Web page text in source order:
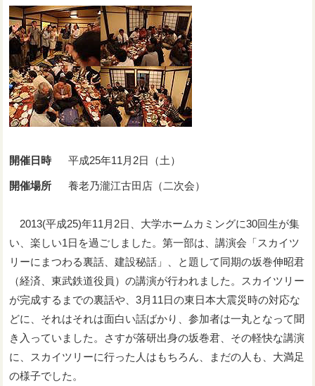
開催日時 平成25年11月2日（土）
開催場所 養老乃瀧江古田店（二次会）
2013(平成25)年11月2日、大学ホームカミングに30回生が集
い、楽しい1日を過ごしました。第一部は、講演会「スカイツ
リーにまつわる裏話、建設秘話」、と題して同期の坂巻伸昭君
（経済、東武鉄道役員）の講演が行われました。スカイツリー
が完成するまでの裏話や、3月11日の東日本大震災時の対応な
どに、それはそれは面白い話ばかり、参加者は一丸となって聞
き入っていました。さすが落研出身の坂巻君、その軽快な講演
に、スカイツリーに行った人はもちろん、まだの人も、大満足
の様子でした。